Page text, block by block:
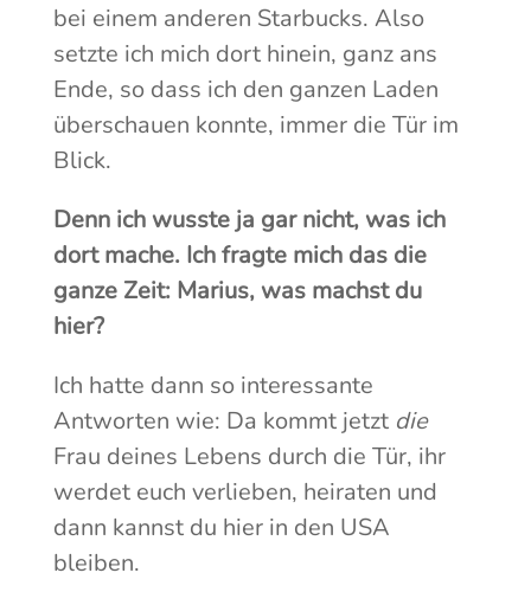
bei einem anderen Starbucks. Also
setzte ich mich dort hinein, ganz ans
Ende, so dass ich den ganzen Laden
überschauen konnte, immer die Tür im
Blick.
Denn ich wusste ja gar nicht, was ich
dort mache. Ich fragte mich das die
ganze Zeit: Marius, was machst du
hier?
Ich hatte dann so interessante
Antworten wie: Da kommt jetzt die
Frau deines Lebens durch die Tür, ihr
werdet euch verlieben, heiraten und
dann kannst du hier in den USA
bleiben.